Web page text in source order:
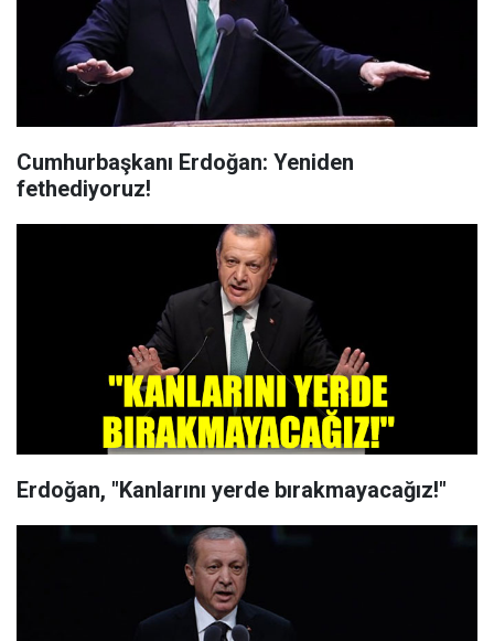
Cumhurbaşkanı Erdoğan: Yeniden
fethediyoruz!
Erdoğan, "Kanlarını yerde bırakmayacağız!"